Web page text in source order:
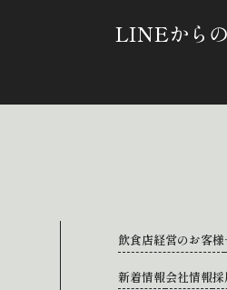
LINEから
飲食店経営のお客様
新着情報会社情報採